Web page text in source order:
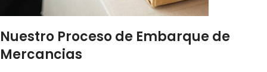
Nuestro Proceso de Embarque de
Mercancias